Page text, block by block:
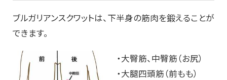
ブルガリアンスクワットは、下半身の筋肉を鍛えることが
できます。
・大臀筋、中臀筋（お尻）
・大腿四頭筋（前もも）